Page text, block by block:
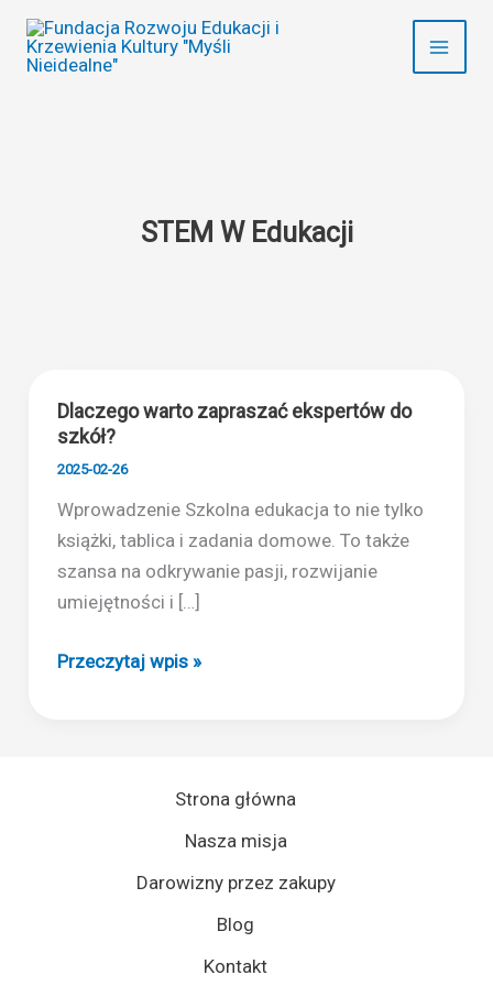
Przejdź
treści
STEM W Edukacji
Dlaczego warto zapraszać ekspertów do
szkół?
2025-02-26
Wprowadzenie Szkolna edukacja to nie tylko
książki, tablica i zadania domowe. To także
szansa na odkrywanie pasji, rozwijanie
umiejętności i […]
Dlaczego
Przeczytaj wpis »
Strona główna
Nasza misja
Darowizny przez zakupy
Blog
Kontakt